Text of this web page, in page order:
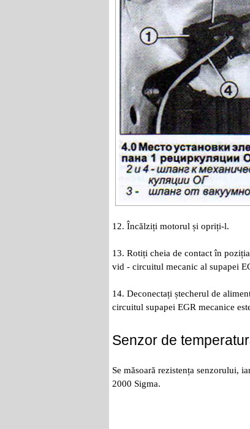
12. Încălziți motorul și opriți-l.
13. Rotiți cheia de contact în
vid - circuitul mecanic al supapei
14. Deconectați ștecherul de
circuitul supapei EGR mecanice
Senzor de
Se măsoară rezistența senzorului,
2000 Sigma.